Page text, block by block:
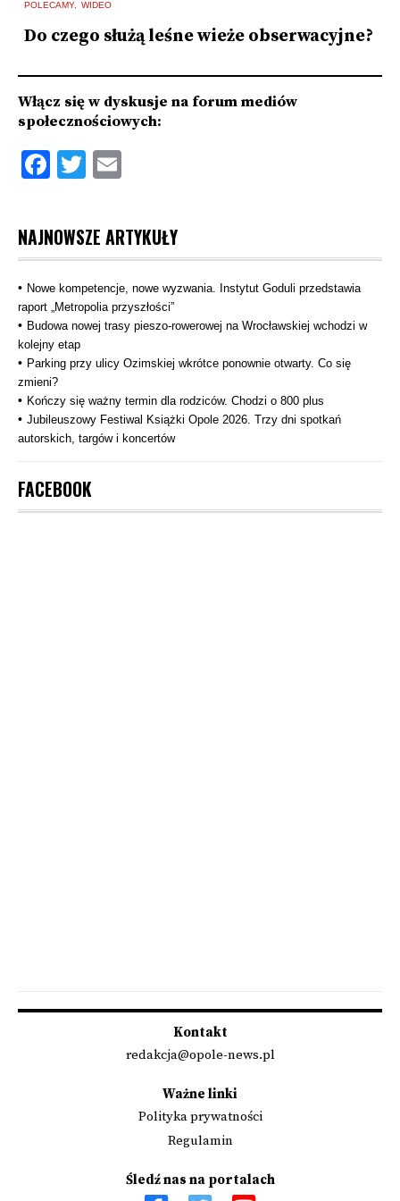
POLECAMY
WIDEO
Do czego służą leśne wieże obserwacyjne?
Włącz się w dyskusje na forum mediów
społecznościowych:
Facebook
Twitter
NAJNOWSZE ARTYKUŁY
Nowe kompetencje, nowe wyzwania. Instytut Goduli przedstawia
raport „Metropolia przyszłości”
Budowa nowej trasy pieszo‑rowerowej na Wrocławskiej wchodzi w
kolejny etap
Parking przy ulicy Ozimskiej wkrótce ponownie otwarty. Co się
zmieni?
Kończy się ważny termin dla rodziców. Chodzi o 800 plus
Jubileuszowy Festiwal Książki Opole 2026. Trzy dni spotkań
autorskich, targów i koncertów
FACEBOOK
Kontakt
redakcja@opole-news.pl
Ważne linki
Polityka prywatności
Regulamin
Śledź nas na portalach